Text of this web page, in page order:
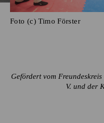
Foto (c) Timo Förster
Gefördert vom
V. und der